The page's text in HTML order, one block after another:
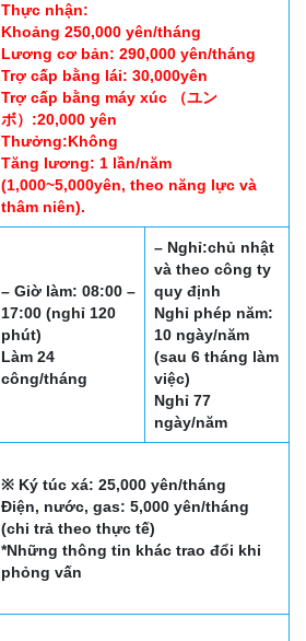
Thực nhận:
Khoảng 250,000 yên/tháng
Lương cơ bản: 290,000 yên/tháng
Trợ cấp bằng lái: 30,000yên
Trợ cấp bằng máy xúc （ユン
ボ）:20,000 yên
Thưởng:Không
Tăng lương: 1 lần/năm
(1,000~5,000yên, theo năng lực và
thâm niên).
– Giờ làm: 08:00 –
17:00 (nghỉ 120
phút)
Làm 24
công/tháng
– Nghỉ:chủ nhật
và theo công ty
quy định
Nghỉ phép năm:
10 ngày/năm
(sau 6 tháng làm
việc)
Nghỉ 77
ngày/năm
※ Ký túc xá: 25,000 yên/tháng
Điện, nước, gas: 5,000 yên/tháng
(chi trả theo thực tế)
*Những thông tin khác trao đổi khi
phỏng vấn